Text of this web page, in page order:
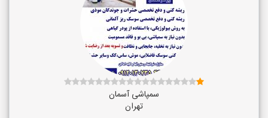
سمپاشی آسمان
تهران